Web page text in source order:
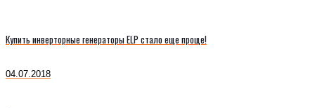
Купить инверторные генераторы ELP стало еще проще!
04.07.2018